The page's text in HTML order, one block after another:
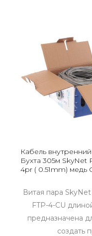
Кабель
Бухта 305м SkyNet
4pr ( 0.51mm) медь
Витая пара
FTP-4-CU
предназначена
создать